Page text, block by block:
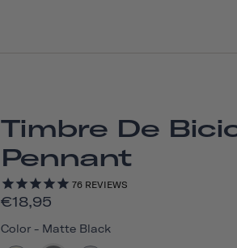
Timbre De
Pennant
76 REVIEWS
€18,95
Color - Matte Black